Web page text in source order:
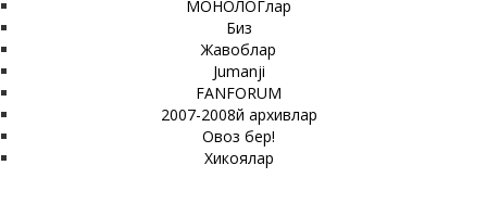
МОНОЛОГлар
Биз
Жавоблар
Jumanji
FANFORUM
2007-2008й архивлар
Овоз бер!
Хикоялар